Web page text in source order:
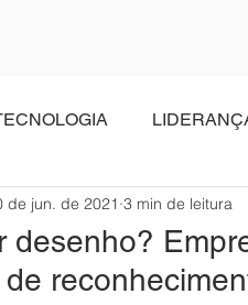
Sistemas Oracle
desenho?
de jun. de 2021 3 min de leitura